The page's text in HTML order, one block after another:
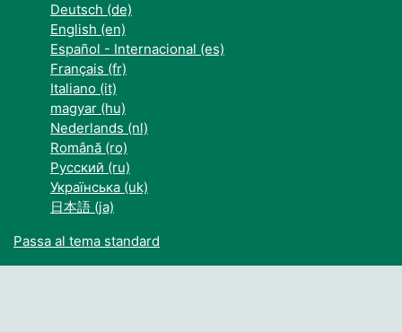
Deutsch ‎(de)‎
English ‎(en)‎
Español - Internacional ‎(es)‎
Français ‎(fr)‎
Italiano ‎(it)‎
magyar ‎(hu)‎
Nederlands ‎(nl)‎
Română ‎(ro)‎
Русский ‎(ru)‎
Українська ‎(uk)‎
日本語 ‎(ja)‎
Passa al tema standard